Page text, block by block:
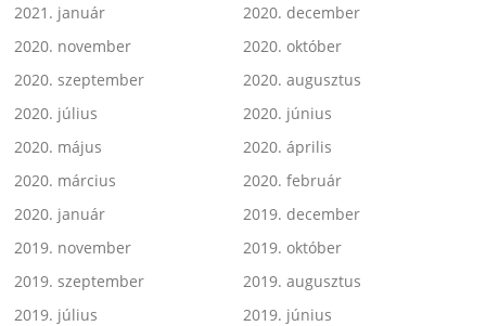
2021. január
2020. december
2020. november
2020. október
2020. szeptember
2020. augusztus
2020. július
2020. június
2020. május
2020. április
2020. március
2020. február
2020. január
2019. december
2019. november
2019. október
2019. szeptember
2019. augusztus
2019. július
2019. június